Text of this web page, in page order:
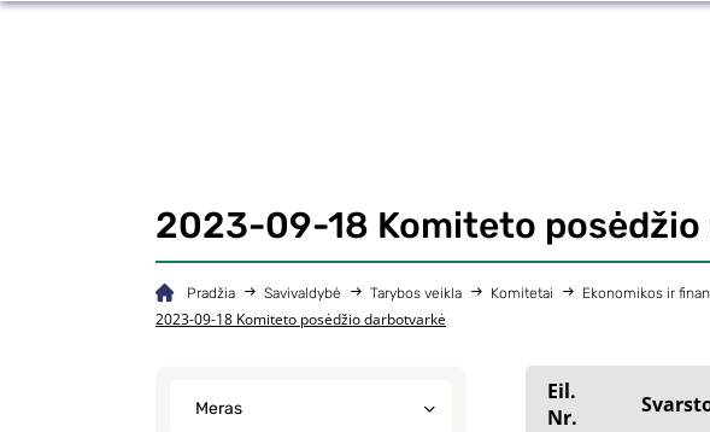
2023-09-18 Komiteto
Pradžia Savivaldybė Tarybos veikla Komitetai Ekonomikos ir
2023-09-18 Komiteto posėdžio darbotvarkė
Meras
Eil.
Nr.